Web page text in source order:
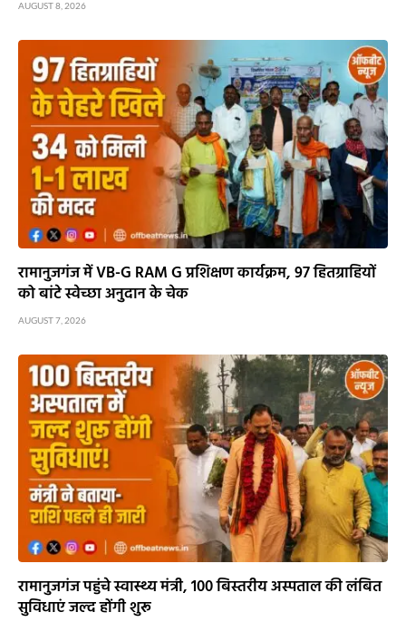
AUGUST 8, 2026
रामानुजगंज में VB-G RAM G प्रशिक्षण कार्यक्रम, 97 हितग्राहियों
को बांटे स्वेच्छा अनुदान के चेक
AUGUST 7, 2026
रामानुजगंज पहुंचे स्वास्थ्य मंत्री, 100 बिस्तरीय अस्पताल की लंबित
सुविधाएं जल्द होंगी शुरू